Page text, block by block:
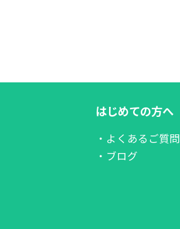
はじめての方へ
・よくあるご質問
・ブログ